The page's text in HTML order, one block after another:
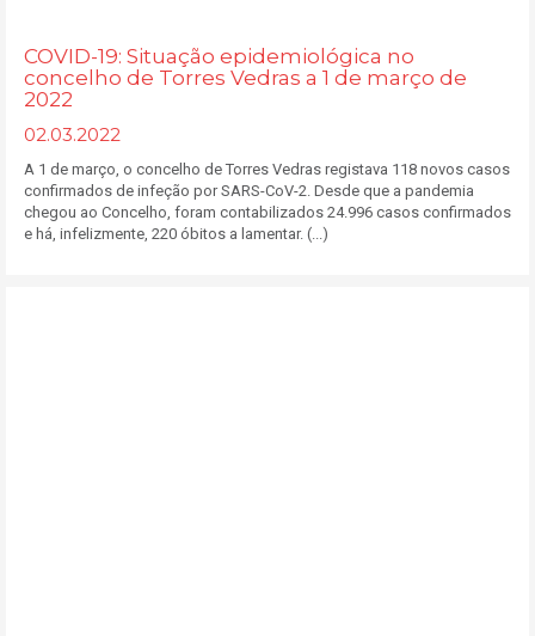
COVID-19: Situação epidemiológica no
concelho de Torres Vedras a 1 de março de
2022
02.03.2022
A 1 de março, o concelho de Torres Vedras registava 118 novos casos
confirmados de infeção por SARS-CoV-2. Desde que a pandemia
chegou ao Concelho, foram contabilizados 24.996 casos confirmados
e há, infelizmente, 220 óbitos a lamentar. (...)